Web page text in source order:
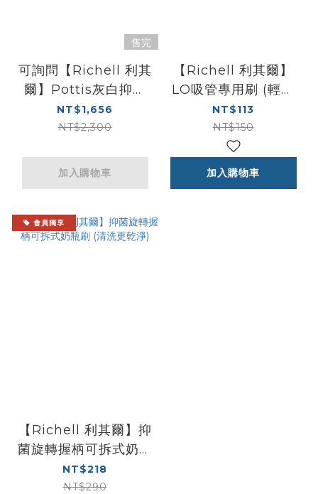
售完
可詢問【Richell 利其
爾】Pottis灰白抑菌
三階段訓練便器(戒尿
布的第一首選)
NT$1,656
NT$2,300
加入購物車
【Richell 利其爾】
LO吸管專用刷 (輕輕
鬆鬆清洗吸管內髒汙)
NT$113
NT$150
加入購物車
會員獨享
【Richell 利其爾】抑
菌旋轉握柄可拆式奶瓶
刷 (清洗更乾淨)
NT$218
NT$290